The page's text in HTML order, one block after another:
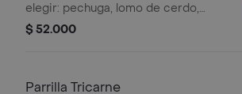
elegir: pechuga, lomo de cerdo,
churrasco o sobrebarriga.
$ 52.000
Parrilla Tricarne